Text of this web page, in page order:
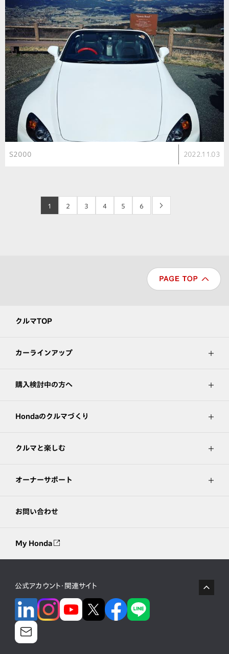
S2000 2022.11.03
1 2 3 4 5 6 >
クルマTOP
カーラインアップ
購入検討中の方へ
Hondaのクルマづくり
クルマと楽しむ
オーナーサポート
お問い合わせ
My Honda
公式アカウント・関連サイト